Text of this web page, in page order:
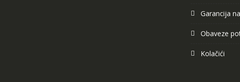
Garancija
Obaveze
Kolačići